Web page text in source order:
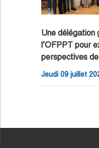
Une délégation
l’OFPPT pour
perspectives
Jeudi 09 juillet